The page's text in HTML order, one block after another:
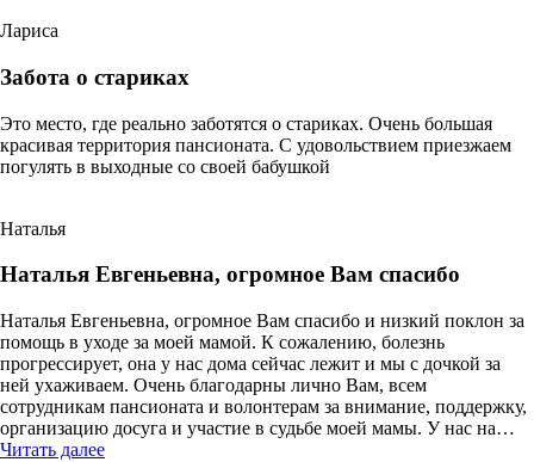
Лариса
Забота о стариках
Это место, где реально заботятся о стариках. Очень большая
красивая территория пансионата. С удовольствием приезжаем
погулять в выходные со своей бабушкой
Наталья
Наталья Евгеньевна, огромное Вам спасибо
Наталья Евгеньевна, огромное Вам спасибо и низкий поклон за
помощь в уходе за моей мамой. К сожалению, болезнь
прогрессирует, она у нас дома сейчас лежит и мы с дочкой за
ней ухаживаем. Очень благодарны лично Вам, всем
сотрудникам пансионата и волонтерам за внимание, поддержку,
организацию досуга и участие в судьбе моей мамы. У нас на…
Читать далее«Наталья